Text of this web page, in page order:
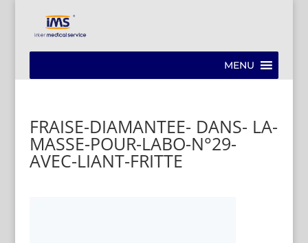
MENU
FRAISE-DIAMANTEE- DANS- LA-
MASSE-POUR-LABO-N°29-
AVEC-LIANT-FRITTE